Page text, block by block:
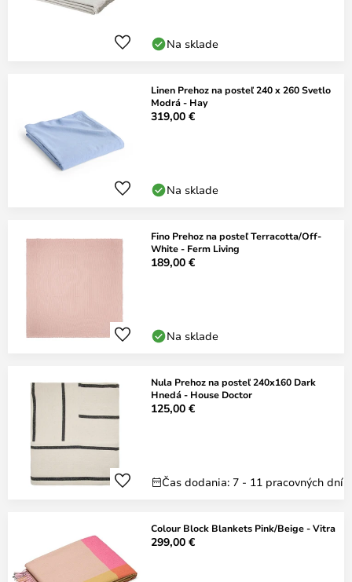
Na sklade
Linen Prehoz na posteľ 240 x 260 Svetlo
Modrá - Hay
319,00 €
Na sklade
Fino Prehoz na posteľ Terracotta/Off-
White - Ferm Living
189,00 €
Na sklade
Nula Prehoz na posteľ 240x160 Dark
Hnedá - House Doctor
125,00 €
Čas dodania: 7 - 11 pracovných dní
Colour Block Blankets Pink/Beige - Vitra
299,00 €